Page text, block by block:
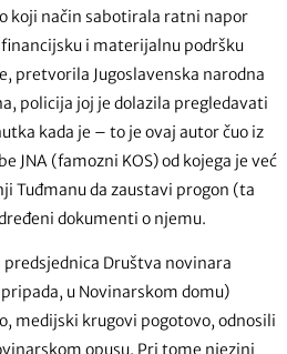
koji način sabotirala ratni napor
financijsku i materijalnu podršku
pretvorila Jugoslavenska narodna
policija joj je dolazila pregledavati
kada je – to je ovaj autor čuo iz
(famozni KOS) od kojega je već
Tuđmanu da zaustavi progon (ta
dokumenti o njemu.
Društva novinara
u Novinarskom domu)
medijski krugovi pogotovo, odnosili
opusu. Pri tome njezini